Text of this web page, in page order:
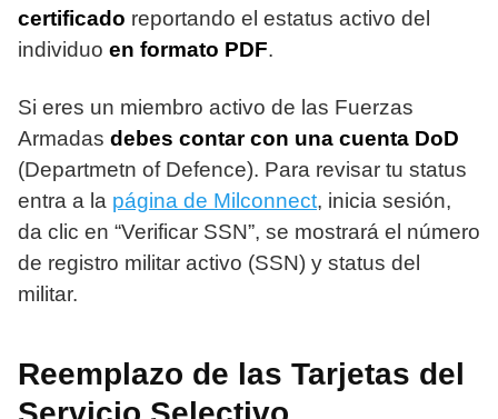
certificado reportando el estatus activo del
individuo en formato PDF.
Si eres un miembro activo de las Fuerzas
Armadas debes contar con una cuenta DoD
(Departmetn of Defence). Para revisar tu status
entra a la página de Milconnect, inicia sesión,
da clic en “Verificar SSN”, se mostrará el número
de registro militar activo (SSN) y status del
militar.
Reemplazo de las Tarjetas del